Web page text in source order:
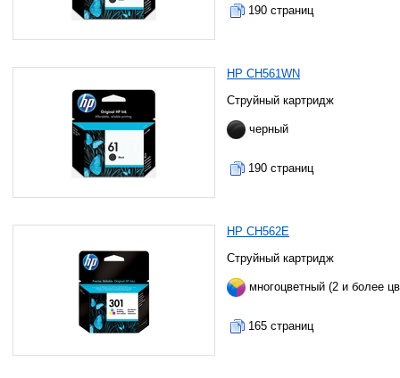
190 страниц
HP CH561WN
Струйный картридж
черный
190 страниц
HP CH562E
Струйный картридж
многоцветный (2 и более
165 страниц